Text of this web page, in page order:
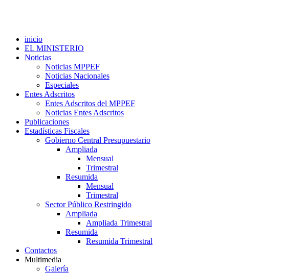
inicio
EL MINISTERIO
Noticias
Noticias MPPEF
Noticias Nacionales
Especiales
Entes Adscritos
Entes Adscritos del MPPEF
Noticias Entes Adscritos
Publicaciones
Estadísticas Fiscales
Gobierno Central Presupuestario
Ampliada
Mensual
Trimestral
Resumida
Mensual
Trimestral
Sector Público Restringido
Ampliada
Ampliada Trimestral
Resumida
Resumida Trimestral
Contactos
Multimedia
Galería